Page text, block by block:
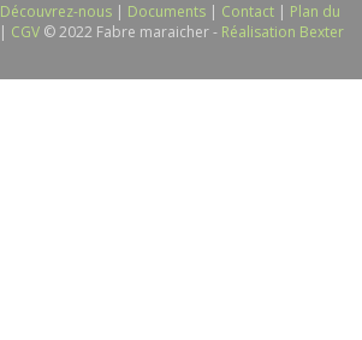
Découvrez-nous | Documents | Contact | Plan du
| CGV © 2022 Fabre maraicher - Réalisation Bexter